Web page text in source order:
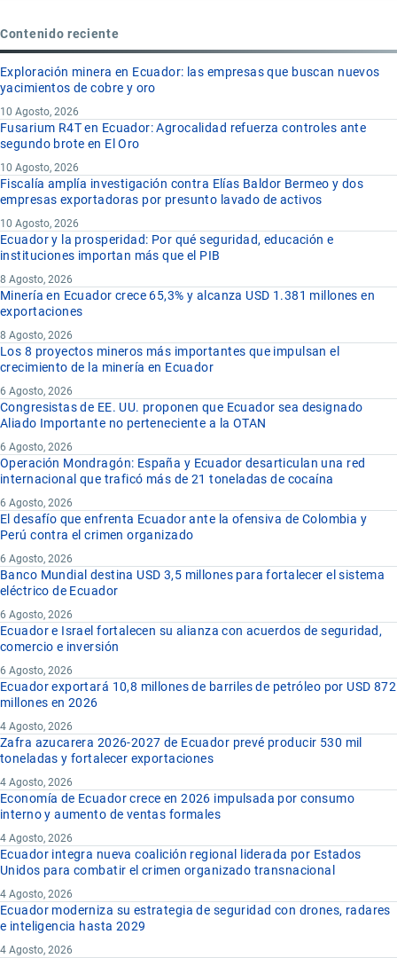
Contenido reciente
Exploración minera en Ecuador: las empresas que buscan nuevos
yacimientos de cobre y oro
10 Agosto, 2026
Fusarium R4T en Ecuador: Agrocalidad refuerza controles ante
segundo brote en El Oro
10 Agosto, 2026
Fiscalía amplía investigación contra Elías Baldor Bermeo y dos
empresas exportadoras por presunto lavado de activos
10 Agosto, 2026
Ecuador y la prosperidad: Por qué seguridad, educación e
instituciones importan más que el PIB
8 Agosto, 2026
Minería en Ecuador crece 65,3% y alcanza USD 1.381 millones en
exportaciones
8 Agosto, 2026
Los 8 proyectos mineros más importantes que impulsan el
crecimiento de la minería en Ecuador
6 Agosto, 2026
Congresistas de EE. UU. proponen que Ecuador sea designado
Aliado Importante no perteneciente a la OTAN
6 Agosto, 2026
Operación Mondragón: España y Ecuador desarticulan una red
internacional que traficó más de 21 toneladas de cocaína
6 Agosto, 2026
El desafío que enfrenta Ecuador ante la ofensiva de Colombia y
Perú contra el crimen organizado
6 Agosto, 2026
Banco Mundial destina USD 3,5 millones para fortalecer el sistema
eléctrico de Ecuador
6 Agosto, 2026
Ecuador e Israel fortalecen su alianza con acuerdos de seguridad,
comercio e inversión
6 Agosto, 2026
Ecuador exportará 10,8 millones de barriles de petróleo por USD 872
millones en 2026
4 Agosto, 2026
Zafra azucarera 2026-2027 de Ecuador prevé producir 530 mil
toneladas y fortalecer exportaciones
4 Agosto, 2026
Economía de Ecuador crece en 2026 impulsada por consumo
interno y aumento de ventas formales
4 Agosto, 2026
Ecuador integra nueva coalición regional liderada por Estados
Unidos para combatir el crimen organizado transnacional
4 Agosto, 2026
Ecuador moderniza su estrategia de seguridad con drones, radares
e inteligencia hasta 2029
4 Agosto, 2026